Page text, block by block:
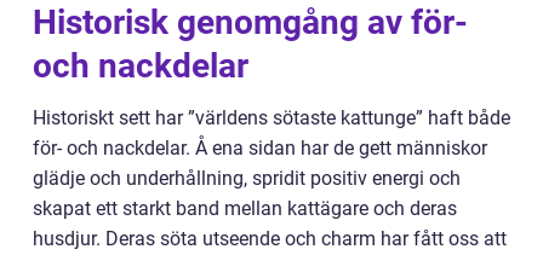
Historisk genomgång av för-
och nackdelar
Historiskt sett har ”världens sötaste kattunge” haft både
för- och nackdelar. Å ena sidan har de gett människor
glädje och underhållning, spridit positiv energi och
skapat ett starkt band mellan kattägare och deras
husdjur. Deras söta utseende och charm har fått oss att